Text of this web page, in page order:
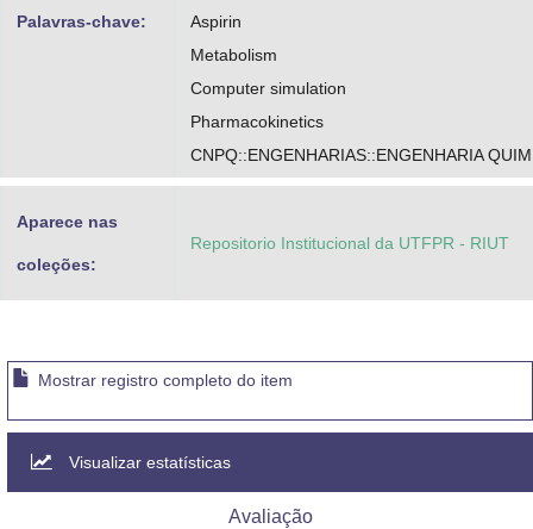
Palavras-chave:
Aspirin
Metabolism
Computer simulation
Pharmacokinetics
CNPQ::ENGENHARIAS::ENGENHARIA
Aparece nas
coleções:
Repositorio Institucional da UTFPR - RIUT
Mostrar registro completo do item
Visualizar estatísticas
Avaliação